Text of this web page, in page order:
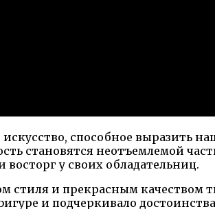
способное выразить
становятся неотъемлемой
у своих обладательниц.
стиля и прекрасным качеством
и подчеркивало